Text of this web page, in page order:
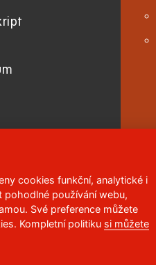
cookies funkční, analytické i
používání webu,
Své preference můžete
Kompletní politiku si můžete